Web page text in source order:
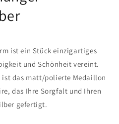
ist ein Stück einzigartiges
und Schönheit vereint.
ist das matt/polierte Medaillon
das Ihre Sorgfalt und Ihren
gefertigt.